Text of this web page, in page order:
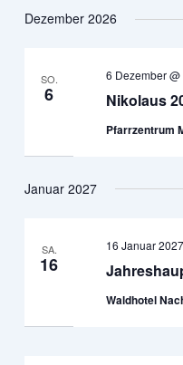
Dezember 2026
SO.
6 Nikolaus
6 Dezember @
Pfarrzentrum
Januar 2027
SA.
16
16 Januar
Waldhotel